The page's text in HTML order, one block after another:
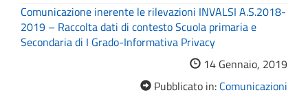
Comunicazione inerente le rilevazioni INVALSI A.S.2018-
2019 – Raccolta dati di contesto Scuola primaria e
Secondaria di I Grado-Informativa Privacy
14 Gennaio, 2019
Pubblicato in: Comunicazioni